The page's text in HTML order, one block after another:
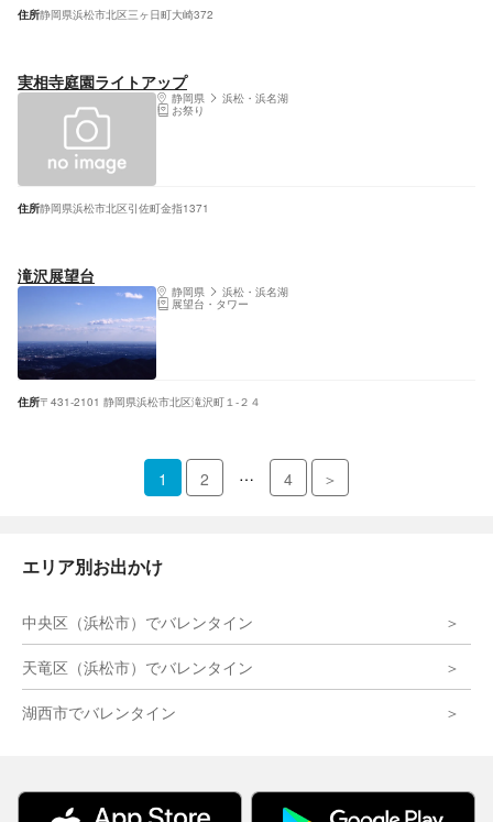
住所静岡県浜松市北区三ヶ日町大崎372
実相寺庭園ライトアップ
静岡県 浜松・浜名湖
お祭り
住所静岡県浜松市北区引佐町金指1371
滝沢展望台
静岡県 浜松・浜名湖
展望台・タワー
住所〒431-2101 静岡県浜松市北区滝沢町１-２４
1 2 … 4 ＞
エリア別お出かけ
中央区（浜松市）でバレンタイン
天竜区（浜松市）でバレンタイン
湖西市でバレンタイン